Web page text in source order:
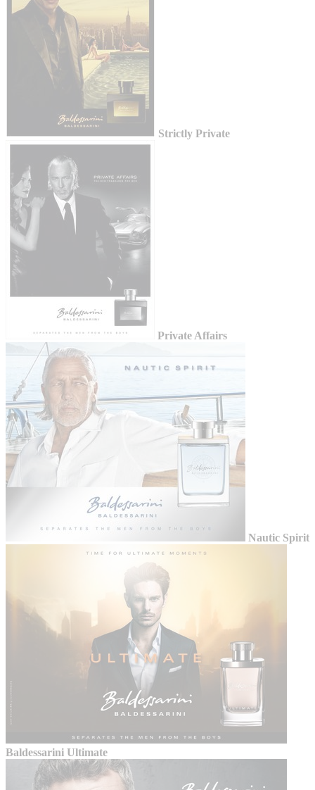
Strictly Private
Private Affairs
Nautic Spirit
Baldessarini Ultimate